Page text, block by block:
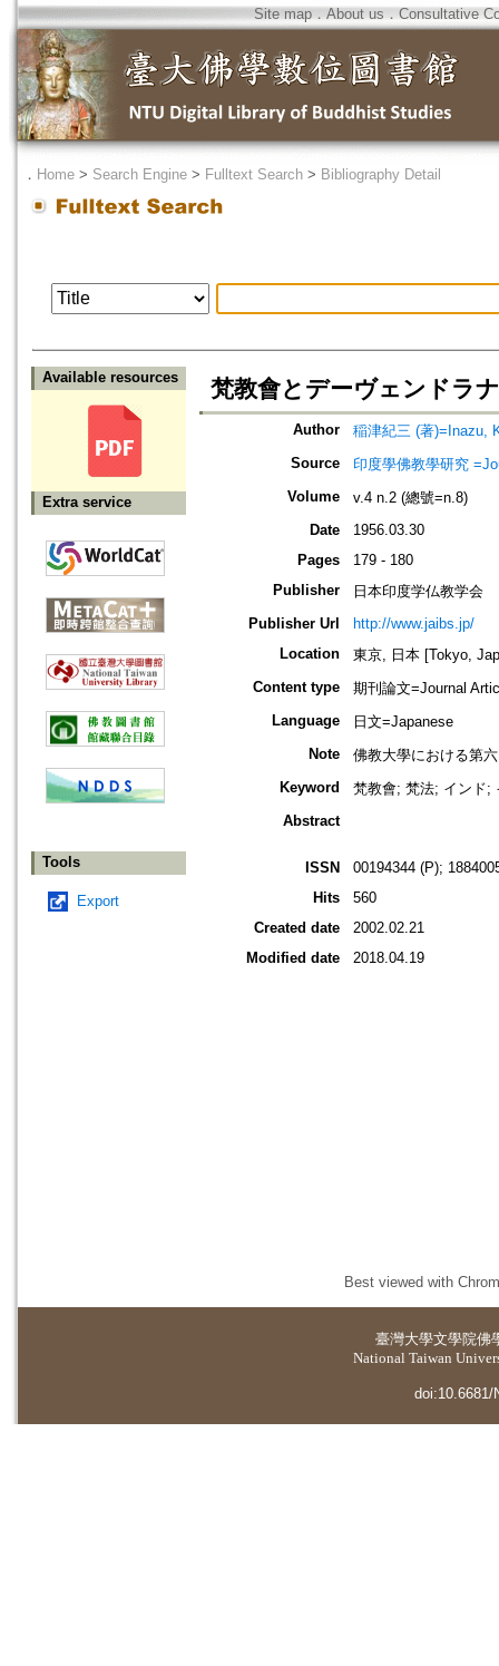
Site map．About us ． Consultative
． Home > Search Engine > Fulltext Search > Bibliography Detail
Available resources
Extra service
Tools
Export
梵教會とデーヴェンドラ
Author
稲津紀三 (著)=Inazu,
Source
印度學佛教學研究
Volume
v.4 n.2 (總號=n.8)
Date
1956.03.30
Pages
179 - 180
Publisher
日本印度学仏教学会
Publisher Url
http://www.jaibs.jp/
Location
東京, 日本 [Tokyo,
Content type
期刊論文=Journal
Language
日文=Japanese
Note
佛教大學における第
Keyword
梵教會; 梵法; インド;
Abstract
ISSN
00194344 (P);
Hits
560
Created date
2002.02.21
Modified date
2018.04.19
Best viewed with
臺灣大學文學院佛
National Taiwan
doi:10.6681/